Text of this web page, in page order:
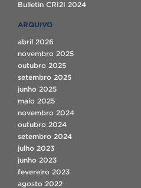
Bulletin CRI2I 2024
ARQUIVO
abril 2026
novembro 2025
outubro 2025
setembro 2025
junho 2025
maio 2025
novembro 2024
outubro 2024
setembro 2024
julho 2023
junho 2023
fevereiro 2023
agosto 2022